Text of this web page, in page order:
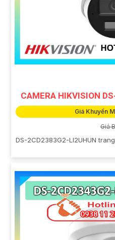
CAMERA HIKVISION
Giá Khuyến
Giá
DS-2CD2383G2-LI2UHUN